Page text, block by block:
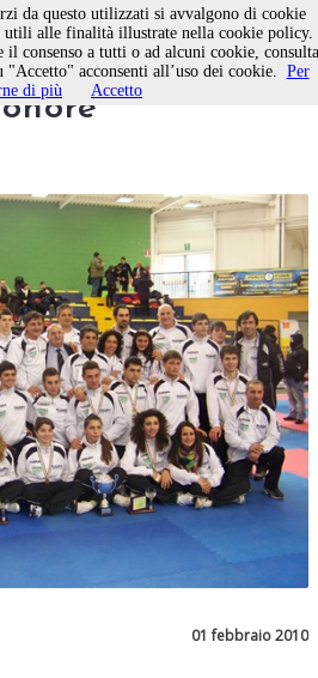
Italiano: la
01 febbraio 2010
da questo utilizzati si avvalgono di cookie
utili alle finalità illustrate nella cookie policy.
il consenso a tutti o ad alcuni cookie, consulta
acconsenti all’uso dei cookie. Per
di più
Accetto